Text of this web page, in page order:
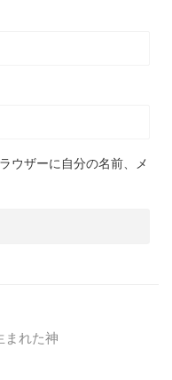
ウザーに自分の名前、メ
まれた神